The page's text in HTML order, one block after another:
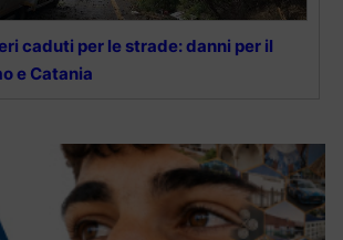
caduti per le strade: danni per il
e Catania